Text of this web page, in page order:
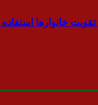
خانوارها